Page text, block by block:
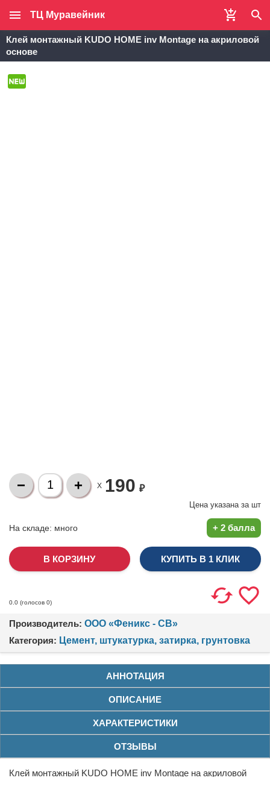
ТЦ Муравейник
Клей монтажный KUDO HOME inv Montage на акриловой
основе
X 190 ₽
Цена указана за шт
На складе: много + 2 балла
КУПИТЬ В 1 КЛИК
0.0 (голосов 0)
Производитель: ООО «Феникс - СВ»
Категория: Цемент, штукатурка, затирка, грунтовка
АННОТАЦИЯ
ОПИСАНИЕ
ХАРАКТЕРИСТИКИ
ОТЗЫВЫ
Клей монтажный KUDO HOME inv Montage на акриловой